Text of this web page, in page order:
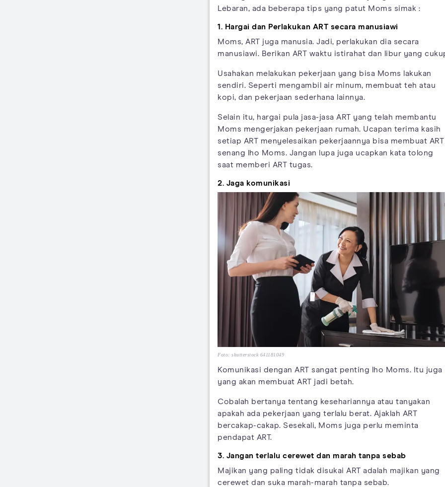
Lebaran, ada beberapa tips yang patut Moms simak :
1. Hargai dan Perlakukan ART secara manusiawi
Moms, ART juga manusia. Jadi, perlakukan dia secara
manusiawi. Berikan ART waktu istirahat dan libur yang
Usahakan melakukan pekerjaan yang bisa Moms lakukan
sendiri. Seperti mengambil air minum, membuat teh atau
kopi, dan pekerjaan sederhana lainnya.
Selain itu, hargai pula jasa-jasa ART yang telah membantu
Moms mengerjakan pekerjaan rumah. Ucapan terima kasih
setiap ART menyelesaikan pekerjaannya bisa membuat ART
senang lho Moms. Jangan lupa juga ucapkan kata tolong
saat memberi ART tugas.
2. Jaga komunikasi
Foto: shutterstock 641181049
Komunikasi dengan ART sangat penting lho Moms. Itu juga
yang akan membuat ART jadi betah.
Cobalah bertanya tentang kesehariannya atau tanyakan
apakah ada pekerjaan yang terlalu berat. Ajaklah ART
bercakap-cakap. Sesekali, Moms juga perlu meminta
pendapat ART.
3. Jangan terlalu cerewet dan marah tanpa sebab
Majikan yang paling tidak disukai ART adalah majikan yang
cerewet dan suka marah-marah tanpa sebab.